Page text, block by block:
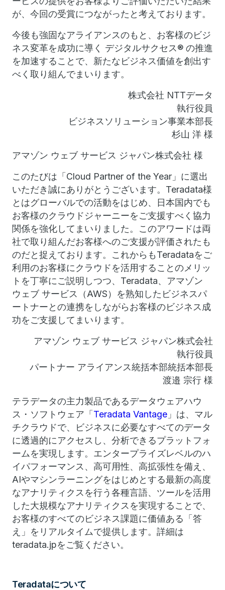
が、今回の受賞につながったと考えております。
今後も強固なアライアンスのもと、お客様のビジ
ネス変革を成功に導く デジタルサクセス® の推進
を加速することで、新たなビジネス価値を創出す
べく取り組んでまいります。
株式会社 NTTデータ
執行役員
ビジネスソリューション事業本部長
杉山 洋 様
アマゾン ウェブ サービス ジャパン株式会社 様
このたびは「Cloud Partner of the Year」に選出
いただき誠にありがとうございます。Teradata様
とはグローバルでの活動をはじめ、日本国内でも
お客様のクラウドジャーニーをご支援すべく協力
関係を強化してまいりました。このアワードは両
社で取り組んだお客様へのご支援が評価されたも
のだと捉えております。これからもTeradataをご
利用のお客様にクラウドを活用することのメリッ
トを丁寧にご説明しつつ、Teradata、アマゾン
ウェブ サービス（AWS）を熟知したビジネスパ
ートナーとの連携をしながらお客様のビジネス成
功をご支援してまいります。
アマゾン ウェブ サービス ジャパン株式会社
執行役員
パートナー アライアンス統括本部統括本部長
渡邉 宗行 様
テラデータの主力製品であるデータウェアハウ
ス・ソフトウェア「 Teradata Vantage 」は、マル
チクラウドで、ビジネスに必要なすべてのデータ
に透過的にアクセスし、分析できるプラットフォ
ームを実現します。エンタープライズレベルのハ
イパフォーマンス、高可用性、高拡張性を備え、
AIやマシンラーニングをはじめとする最新の高度
なアナリティクスを行う各種言語、ツールを活用
した大規模なアナリティクスを実現することで、
お客様のすべてのビジネス課題に価値ある「答
え」をリアルタイムで提供します。詳細は
teradata.jpをご覧ください。
Teradataについて